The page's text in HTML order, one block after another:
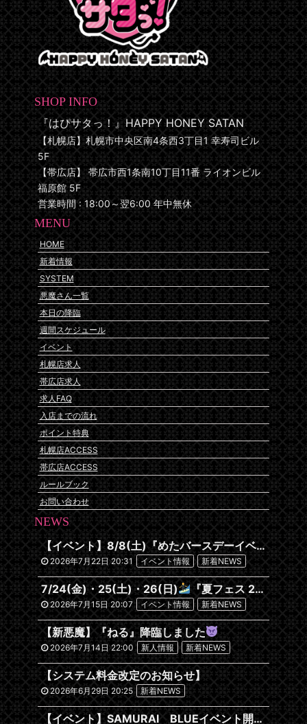
SHOP INFO
『はぴサタっ！』HAPPY HONEY SATAN
【札幌店】札幌市中央区南4条西3丁目1 幸寿司ビル
5F
【帯広店】 帯広市西1条南10丁目11番 ライオンビル
福原館 5F
営業時間 : 18:00～翌6:00 年中無休
MENU
HOME
新着情報
SYSTEM
悪魔さん一覧
本日の降臨
週間スケジュール
イベント
札幌店求人
帯広店求人
求人FAQ
入店までの流れ
ポイント特典
札幌店ACCESS
帯広店ACCESS
ルールブック
お問い合わせ
NEWS
【イベント】8/8(土)『めたバースデーイベント』開催です
2026年7月22日 20:31 イベント情報 新着NEWS
7/24(金)・25(土)・26(日) 『夏フェス 2026~沖縄編~』
2026年7月15日 20:07 イベント情報 新着NEWS
【新悪魔】『ねる』降臨しました
2026年7月14日 22:00 新人情報 新着NEWS
【システム料金改定のお知らせ】
2026年6月29日 20:25 新着NEWS
【イベント】SAMURAI BLUEイベント開催します！